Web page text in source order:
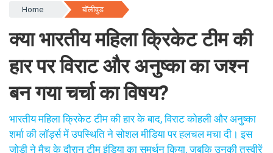
Home बॉलीवुड
क्या भारतीय महिला क्रिकेट टीम की
हार पर विराट और अनुष्का का जश्न
बन गया चर्चा का विषय?
भारतीय महिला क्रिकेट टीम की हार के बाद, विराट कोहली और अनुष्का
शर्मा की लॉर्ड्स में उपस्थिति ने सोशल मीडिया पर हलचल मचा दी। इस
जोड़ी ने मैच के दौरान टीम इंडिया का समर्थन किया, जबकि उनकी तस्वीरें